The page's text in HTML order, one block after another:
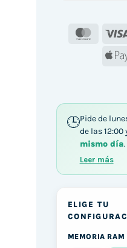
Pide de
de las 12:00
mismo día.
Leer más
ELIGE TU
MEMORIA RAM